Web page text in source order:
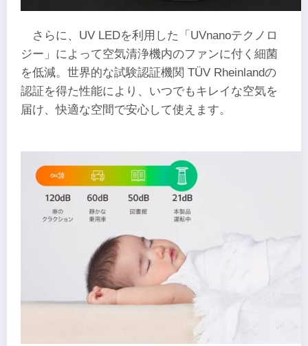
さらに、UV LEDを利用した「UVnanoテクノロ
ジー」によって空気清浄機内のファンに付く細菌
を低減。世界的な試験認証機関 TÜV Rheinlandの
認証を得た性能により、いつでもキレイな空気を
届け、快適な空間で安心して使えます。